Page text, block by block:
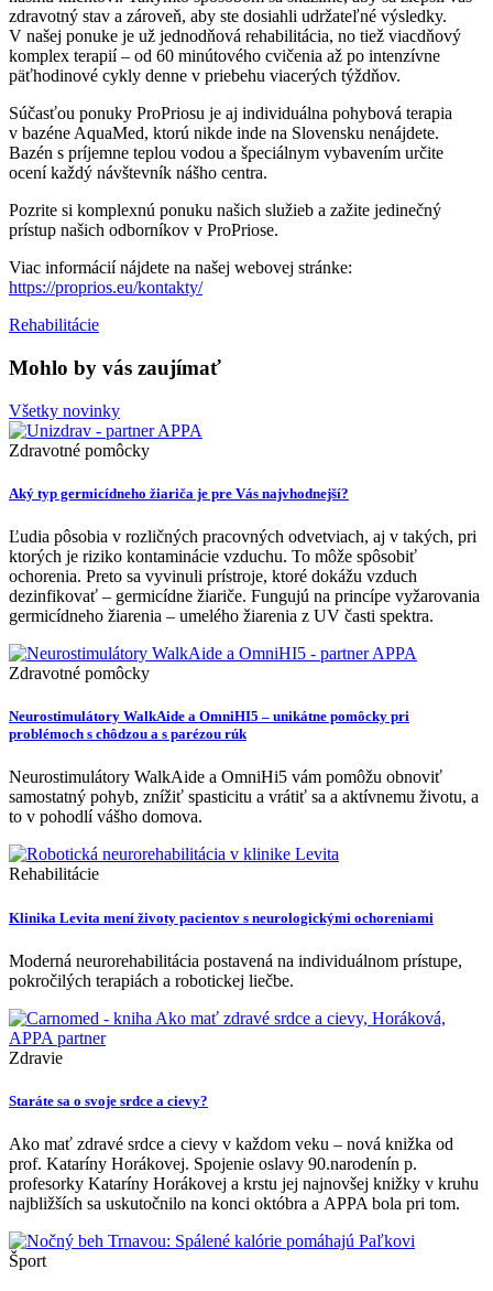
zdravotný stav a zároveň, aby ste dosiahli udržateľné výsledky.
V našej ponuke je už jednodňová rehabilitácia, no tiež viacdňový
komplex terapií – od 60 minútového cvičenia až po intenzívne
päťhodinové cykly denne v priebehu viacerých týždňov.
Súčasťou ponuky ProPriosu je aj individuálna pohybová terapia
v bazéne AquaMed, ktorú nikde inde na Slovensku nenájdete.
Bazén s príjemne teplou vodou a špeciálnym vybavením určite
ocení každý návštevník nášho centra.
Pozrite si komplexnú ponuku našich služieb a zažite jedinečný
prístup našich odborníkov v ProPriose.
Viac informácií nájdete na našej webovej stránke:
https://proprios.eu/kontakty/
Rehabilitácie
Mohlo by vás zaujímať
Všetky novinky
Zdravotné pomôcky
Aký typ germicídneho žiariča je pre Vás najvhodnejší?
Ľudia pôsobia v rozličných pracovných odvetviach, aj v takých, pri
ktorých je riziko kontaminácie vzduchu. To môže spôsobiť
ochorenia. Preto sa vyvinuli prístroje, ktoré dokážu vzduch
dezinfikovať – germicídne žiariče. Fungujú na princípe vyžarovania
germicídneho žiarenia – umelého žiarenia z UV časti spektra.
Zdravotné pomôcky
Neurostimulátory WalkAide a OmniHI5 – unikátne pomôcky pri
problémoch s chôdzou a s parézou rúk
Neurostimulátory WalkAide a OmniHi5 vám pomôžu obnoviť
samostatný pohyb, znížiť spasticitu a vrátiť sa a aktívnemu životu, a
to v pohodlí vášho domova.
Rehabilitácie
Klinika Levita mení životy pacientov s neurologickými ochoreniami
Moderná neurorehabilitácia postavená na individuálnom prístupe,
pokročilých terapiách a robotickej liečbe.
Zdravie
Staráte sa o svoje srdce a cievy?
Ako mať zdravé srdce a cievy v každom veku – nová knižka od
prof. Kataríny Horákovej. Spojenie oslavy 90.narodenín p.
profesorky Kataríny Horákovej a krstu jej najnovšej knižky v kruhu
najbližších sa uskutočnilo na konci októbra a APPA bola pri tom.
Šport